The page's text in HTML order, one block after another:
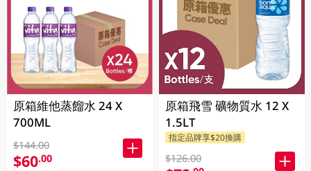
原箱維他蒸餾水 24 X
700ML
$144.00
$60.00
原箱飛雪 礦物質水 12 X
1.5LT
指定品牌享$20換購
$126.00